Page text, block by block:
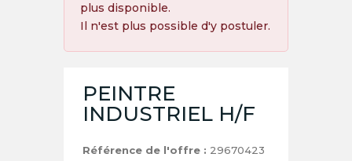
plus disponible.
Il n'est plus possible d'y postuler.
PEINTRE
INDUSTRIEL H/F
Référence de l'offre : 29670423